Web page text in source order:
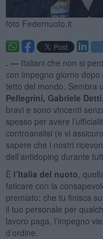
foto Federnuoto.it
. — Italiani che non si
con impegno giorno
tetto del mondo. Sembra
Pellegrini, Gabriele
bravi e sono vincenti
spesso per avere
controanalisi (e vi
sapere che i nostri
dell’antidoping durante
È l’Italia del nuoto ,
faticare con la
premiato: che tu finisca
il tuo personale per
lavoro paga, l’impegno
d’ordine.